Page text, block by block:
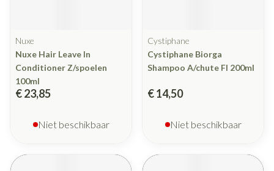
Nuxe
Nuxe Hair Leave In
Conditioner Z/spoelen
100ml
€ 23,85
Niet beschikbaar
Cystiphane
Cystiphane Biorga
Shampoo A/chute Fl 200ml
€ 14,50
Niet beschikbaar